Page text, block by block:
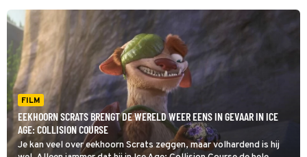
FILM
EEKHOORN SCRATS BRENGT DE WERELD WEER EENS IN GEVAAR IN ICE
AGE: COLLISION COURSE
Je kan veel over eekhoorn Scrats zeggen, maar volhardend is hij